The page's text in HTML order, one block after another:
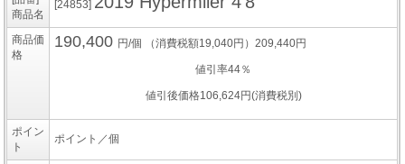
商品名
[24853]
商品価
格
190,400 円/個 （消費税額19,040円）209,440円
値引率44％
値引後価格106,624円(消費税別)
ポイン
ト
ポイント／個